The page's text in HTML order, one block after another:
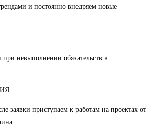
и постоянно внедряем новые
при невыполнении обязательств в
заявки приступаем к работам на проектах от